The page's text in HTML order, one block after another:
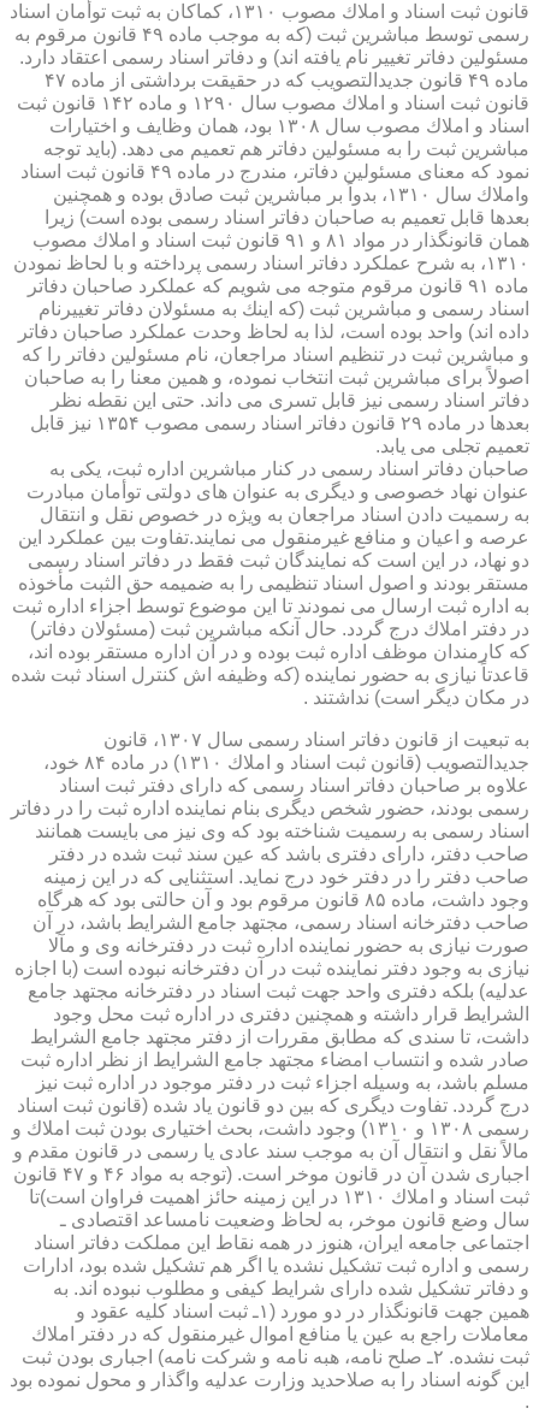
قانون ثبت اسناد و املاك مصوب ۱۳۱۰، كماكان به ثبت توأمان اسناد
رسمی توسط مباشرین ثبت (كه به موجب ماده ۴۹ قانون مرقوم به
مسئولین دفاتر تغییر نام یافته اند) و دفاتر اسناد رسمی اعتقاد دارد.
ماده ۴۹ قانون جدیدالتصویب كه در حقیقت برداشتی از ماده ۴۷
قانون ثبت اسناد و املاك مصوب سال ۱۲۹۰ و ماده ۱۴۲ قانون ثبت
اسناد و املاك مصوب سال ۱۳۰۸ بود، همان وظایف و اختیارات
مباشرین ثبت را به مسئولین دفاتر هم تعمیم می دهد. (باید توجه
نمود كه معنای مسئولین دفاتر، مندرج در ماده ۴۹ قانون ثبت اسناد
واملاك سال ۱۳۱۰، بدواً بر مباشرین ثبت صادق بوده و همچنین
بعدها قابل تعمیم به صاحبان دفاتر اسناد رسمی بوده است) زیرا
همان قانونگذار در مواد ۸۱ و ۹۱ قانون ثبت اسناد و املاك مصوب
۱۳۱۰، به شرح عملكرد دفاتر اسناد رسمی پرداخته و با لحاظ نمودن
ماده ۹۱ قانون مرقوم متوجه می شویم كه عملكرد صاحبان دفاتر
اسناد رسمی و مباشرین ثبت (كه اینك به مسئولان دفاتر تغییرنام
داده اند) واحد بوده است، لذا به لحاظ وحدت عملكرد صاحبان دفاتر
و مباشرین ثبت در تنظیم اسناد مراجعان، نام مسئولین دفاتر را كه
اصولاً برای مباشرین ثبت انتخاب نموده، و همین معنا را به صاحبان
دفاتر اسناد رسمی نیز قابل تسری می داند. حتی این نقطه نظر
بعدها در ماده ۲۹ قانون دفاتر اسناد رسمی مصوب ۱۳۵۴ نیز قابل
تعمیم تجلی می یابد.
صاحبان دفاتر اسناد رسمی در كنار مباشرین اداره ثبت، یكی به
عنوان نهاد خصوصی و دیگری به عنوان های دولتی توأمان مبادرت
به رسمیت دادن اسناد مراجعان به ویژه در خصوص نقل و انتقال
عرصه و اعیان و منافع غیرمنقول می نمایند.تفاوت بین عملكرد این
دو نهاد، در این است كه نمایندگان ثبت فقط در دفاتر اسناد رسمی
مستقر بودند و اصول اسناد تنظیمی را به ضمیمه حق الثبت مأخوذه
به اداره ثبت ارسال می نمودند تا این موضوع توسط اجزاء اداره ثبت
در دفتر املاك درج گردد. حال آنكه مباشرین ثبت (مسئولان دفاتر)
كه كارمندان موظف اداره ثبت بوده و در آن اداره مستقر بوده اند،
قاعدتاً نیازی به حضور نماینده (كه وظیفه اش كنترل اسناد ثبت شده
در مكان دیگر است) نداشتند .
به تبعیت از قانون دفاتر اسناد رسمی سال ۱۳۰۷، قانون
جدیدالتصویب (قانون ثبت اسناد و املاك ۱۳۱۰) در ماده ۸۴ خود،
علاوه بر صاحبان دفاتر اسناد رسمی كه دارای دفتر ثبت اسناد
رسمی بودند، حضور شخص دیگری بنام نماینده اداره ثبت را در دفاتر
اسناد رسمی به رسمیت شناخته بود كه وی نیز می بایست همانند
صاحب دفتر، دارای دفتری باشد كه عین سند ثبت شده در دفتر
صاحب دفتر را در دفتر خود درج نماید. استثنایی كه در این زمینه
وجود داشت، ماده ۸۵ قانون مرقوم بود و آن حالتی بود كه هرگاه
صاحب دفترخانه اسناد رسمی، مجتهد جامع الشرایط باشد، در آن
صورت نیازی به حضور نماینده اداره ثبت در دفترخانه وی و مآلا
نیازی به وجود دفتر نماینده ثبت در آن دفترخانه نبوده است (با اجازه
عدلیه) بلكه دفتری واحد جهت ثبت اسناد در دفترخانه مجتهد جامع
الشرایط قرار داشته و همچنین دفتری در اداره ثبت محل وجود
داشت، تا سندی كه مطابق مقررات از دفتر مجتهد جامع الشرایط
صادر شده و انتساب امضاء مجتهد جامع الشرایط از نظر اداره ثبت
مسلم باشد، به وسیله اجزاء ثبت در دفتر موجود در اداره ثبت نیز
درج گردد. تفاوت دیگری كه بین دو قانون یاد شده (قانون ثبت اسناد
رسمی ۱۳۰۸ و ۱۳۱۰) وجود داشت، بحث اختیاری بودن ثبت املاك و
مالاً نقل و انتقال آن به موجب سند عادی یا رسمی در قانون مقدم و
اجباری شدن آن در قانون موخر است. (توجه به مواد ۴۶ و ۴۷ قانون
ثبت اسناد و املاك ۱۳۱۰ در این زمینه حائز اهمیت فراوان است)تا
سال وضع قانون موخر، به لحاظ وضعیت نامساعد اقتصادی ـ
اجتماعی جامعه ایران، هنوز در همه نقاط این مملكت دفاتر اسناد
رسمی و اداره ثبت تشكیل نشده یا اگر هم تشكیل شده بود، ادارات
و دفاتر تشكیل شده دارای شرایط كیفی و مطلوب نبوده اند. به
همین جهت قانونگذار در دو مورد (۱ـ ثبت اسناد كلیه عقود و
معاملات راجع به عین یا منافع اموال غیرمنقول كه در دفتر املاك
ثبت نشده. ۲ـ صلح نامه، هبه نامه و شركت نامه) اجباری بودن ثبت
این گونه اسناد را به صلاحدید وزارت عدلیه واگذار و محول نموده بود
.